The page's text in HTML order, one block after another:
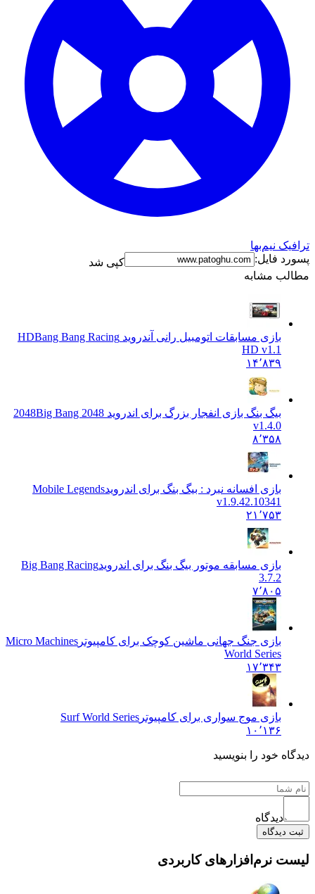
ترافیک نیم‌بها
پسورد فایل:
کپی شد
مطالب مشابه
بازی مسابقات اتومبیل رانی آندروید HD Bang Bang Racing
HD v1.1
۱۴٬۸۳۹
بیگ بنگ بازی انفجار بزرگ برای اندروید 2048 Big Bang 2048
v1.4.0
۸٬۳۵۸
بازی افسانه نبرد : بیگ بنگ برای اندرویدMobile Legends
v1.9.42.10341
۲۱٬۷۵۳
بازی مسابقه موتور بیگ بنگ برای اندرویدBig Bang Racing
3.7.2
۷٬۸۰۵
بازی جنگ جهانی ماشین کوچک برای کامپیوتر Micro Machines
World Series
۱۷٬۳۴۳
بازی موج سواری برای کامپیوتر Surf World Series
۱۰٬۱۳۶
دیدگاه خود را بنویسید
دیدگاه
ثبت دیدگاه
لیست نرم‌افزارهای کاربردی